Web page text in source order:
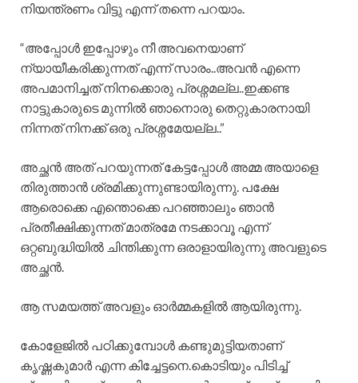
നിയന്ത്രണം വിട്ടു എന്ന് തന്നെ പറയാം.
“അപ്പോൾ ഇപ്പോഴും നീ അവനെയാണ്
ന്യായീകരിക്കുന്നത് എന്ന് സാരം..അവൻ എന്നെ
അപമാനിച്ചത് നിനക്കൊരു പ്രശ്നമല്ല..ഇക്കണ്ട
നാട്ടുകാരുടെ മുന്നിൽ ഞാനൊരു തെറ്റുകാരനായി
നിന്നത് നിനക്ക് ഒരു പ്രശ്നമേയല്ല..”
അച്ഛൻ അത് പറയുന്നത് കേട്ടപ്പോൾ അമ്മ അയാളെ
തിരുത്താൻ ശ്രമിക്കുന്നുണ്ടായിരുന്നു. പക്ഷേ
ആരൊക്കെ എന്തൊക്കെ പറഞ്ഞാലും ഞാൻ
പ്രതീക്ഷിക്കുന്നത് മാത്രമേ നടക്കാവൂ എന്ന്
ഒറ്റബുദ്ധിയിൽ ചിന്തിക്കുന്ന ഒരാളായിരുന്നു അവളുടെ
അച്ഛൻ.
ആ സമയത്ത് അവളും ഓർമ്മകളിൽ ആയിരുന്നു.
കോളേജിൽ പഠിക്കുമ്പോൾ കണ്ടുമുട്ടിയതാണ്
കൃഷ്ണകുമാർ എന്ന കിച്ചേട്ടനെ.കൊടിയും പിടിച്ച്